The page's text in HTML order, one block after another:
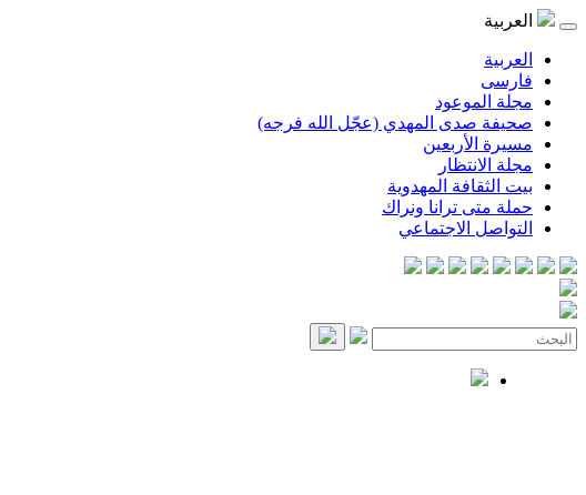
العربية
العربية
فارسی
مجلة الموعود
صحيفة صدى المهدي (عجّل الله فرجه)
مسيرة الأربعين
مجلة الانتظار
بيت الثقافة المهدوية
حملة متى ترانا ونراك
التواصل الاجتماعي